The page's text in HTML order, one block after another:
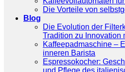
Die Vorteile von
Blog
Die Evolution der
Tradition zu Innovation
Kaffeepadmaschine –
inneren Barista
Espressokocher:
und Pflege des